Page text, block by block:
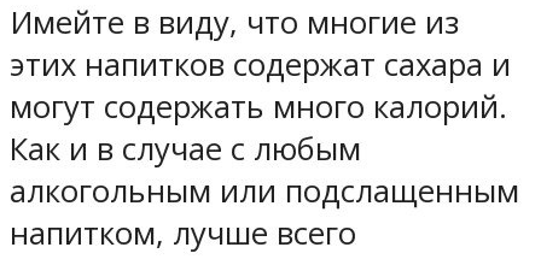
Имейте в виду, что многие из
этих напитков содержат сахара и
могут содержать много калорий.
Как и в случае с любым
алкогольным или подслащенным
напитком, лучше всего